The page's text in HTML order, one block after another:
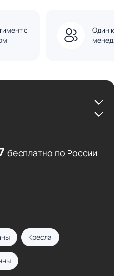
с
Один
бесплатно по России
Кресла